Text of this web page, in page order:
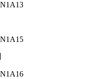
N1A13
N1A15
N1A16